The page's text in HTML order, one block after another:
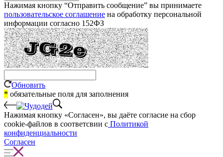
Нажимая кнопку “Отправить сообщение” вы принимаете
пользовательское соглашение на обработку персональной
информации согласно 152ФЗ
Обновить
* обязательные поля для заполнения
Нажимая кнопку «Согласен», вы даёте cогласие на сбор
cookie-файлов в соответсвии с Политикой
конфиденциальности
Согласен